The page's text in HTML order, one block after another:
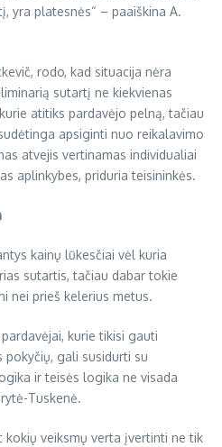
yra platesnės“ – paaiškina A.
rodo, kad situacija nėra
sutartį ne kiekvienas
atitiks pardavėjo pelną, tačiau
apsiginti nuo reikalavimo
atvejis vertinamas individualiai
aplinkybes, priduria teisininkės.
kainų lūkesčiai vėl kuria
sutartis, tačiau dabar tokie
nei prieš kelerius metus.
kurie tikisi gauti
gali susidurti su
ir teisės logika ne visada
Tuskenė.
kokių veiksmų verta įvertinti ne tik